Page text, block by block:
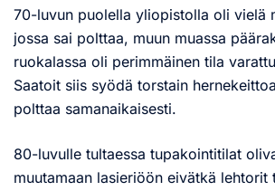
70-luvun puolella yliopistolla oli vielä
jossa sai polttaa, muun muassa
ruokalassa oli perimmäinen tila
Saatoit siis syödä torstain
polttaa samanaikaisesti.
80-luvulle tultaessa tupakointitilat
muutamaan lasieriöön eivätkä